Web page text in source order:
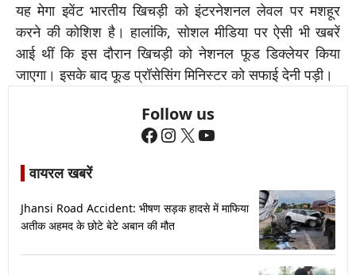
यह मेगा इवेंट भारतीय खिचड़ी को इंटरनेशनल लेवल पर मशहूर
करने की कोशिश है। हालांकि, सोशल मीडिया पर ऐसी भी खबरें
आई थीं कि इस दौरान खिचड़ी को नेशनल फूड डिक्लेयर किया
जाएगा। इसके बाद फूड प्रॉसेसिंग मिनिस्टर को सफाई देनी पड़ी।
Follow us
Facebook
Instagram
X YouTube
वायरल खबरें
Jhansi Road Accident: भीषण सड़क हादसे में माफिया
अतीक अहमद के छोटे बेटे अबान की मौत